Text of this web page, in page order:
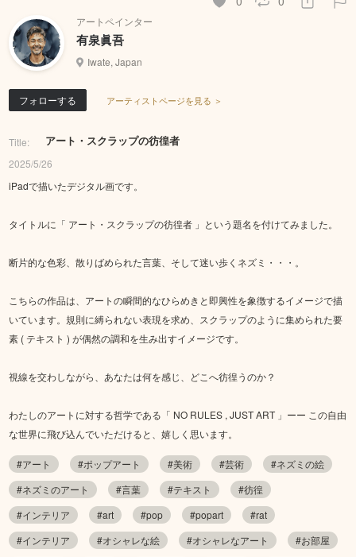
アートペインター
有泉眞吾
Iwate, Japan
フォローする アーティストページを見る ＞
Title: アート・スクラップの彷徨者
2025/5/26
iPadで描いたデジタル画です。
タイトルに「 アート・スクラップの彷徨者 」という題名を付けてみました。
断片的な色彩、散りばめられた言葉、そして迷い歩くネズミ・・・。
こちらの作品は、アートの瞬間的なひらめきと即興性を象徴するイメージで描
いています。規則に縛られない表現を求め、スクラップのように集められた要
素 ( テキスト ) が偶然の調和を生み出すイメージです。
視線を交わしながら、あなたは何を感じ、どこへ彷徨うのか？
わたしのアートに対する哲学である「 NO RULES , JUST ART 」ーー この自由
な世界に飛び込んでいただけると、嬉しく思います。
#アート #ポップアート #美術 #芸術
#ネズミの絵
#ネズミのアート
#言葉 #テキスト
#彷徨
#インテリア
#art #pop #popart
#rat
#インテリア
#オシャレな絵 #オシャレなアート
#お部屋